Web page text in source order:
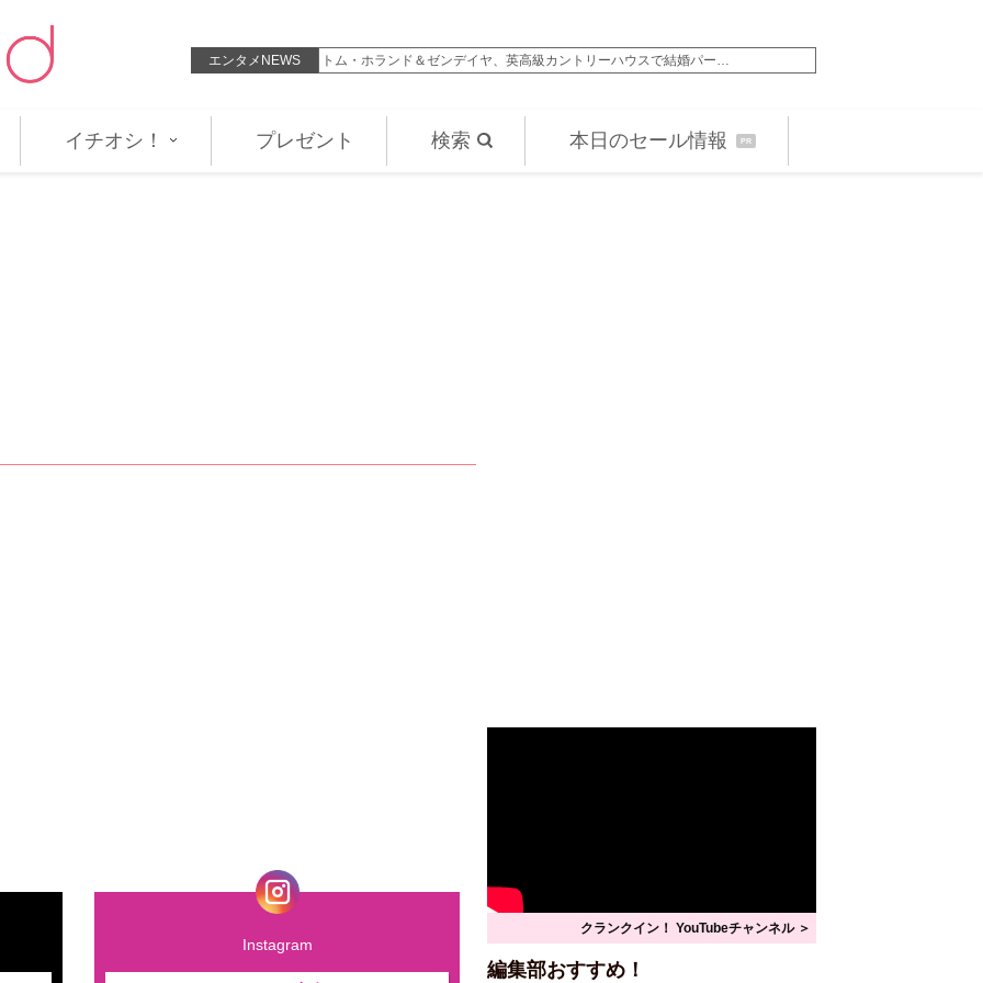
エンタメNEWS
世界観強め謎動画にファン爆… トム・ホランド＆ゼンデイヤ、英高級カントリーハウスで結婚パー…
イチオシ！ プレゼント 検索 本日のセール情報 PR
Instagram
クランクイン！ YouTubeチャンネル ＞
編集部おすすめ！